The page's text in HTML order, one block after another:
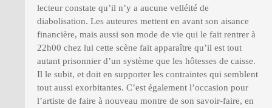
lecteur constate qu’il n’y a aucune velléité de
diabolisation. Les auteures mettent en avant son aisance
financière, mais aussi son mode de vie qui le fait rentrer à
22h00 chez lui cette scène fait apparaître qu’il est tout
autant prisonnier d’un système que les hôtesses de caisse.
Il le subit, et doit en supporter les contraintes qui semblent
tout aussi exorbitantes. C’est également l’occasion pour
l’artiste de faire à nouveau montre de son savoir-faire, en